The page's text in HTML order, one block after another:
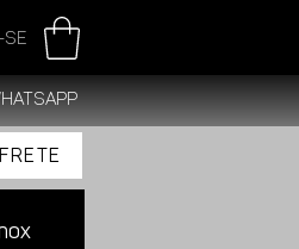
FRETE